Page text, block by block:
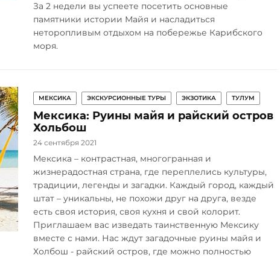
За 2 недели вы успеете посетить основные
памятники истории Майя и насладиться
неторопливым отдыхом на побережье Карибского
моря.
МЕКСИКА ЭКСКУРСИОННЫЕ ТУРЫ ЭКЗОТИКА ТУЛУМ
Мексика: Руины майя и райский остров
Хольбош
24 сентября 2021
Мексика – контрастная, многогранная и
жизнерадостная страна, где переплелись культуры,
традиции, легенды и загадки. Каждый город, каждый
штат – уникальны, не похожи друг на друга, везде
есть своя история, своя кухня и свой колорит.
Приглашаем вас изведать таинственную Мексику
вместе с нами. Нас ждут загадочные руины майя и
Холбош - райский остров, где можно полностью